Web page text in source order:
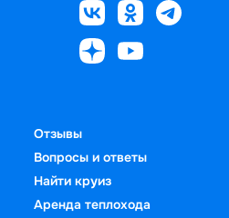
Отзывы
Вопросы и ответы
Найти круиз
Аренда теплохода